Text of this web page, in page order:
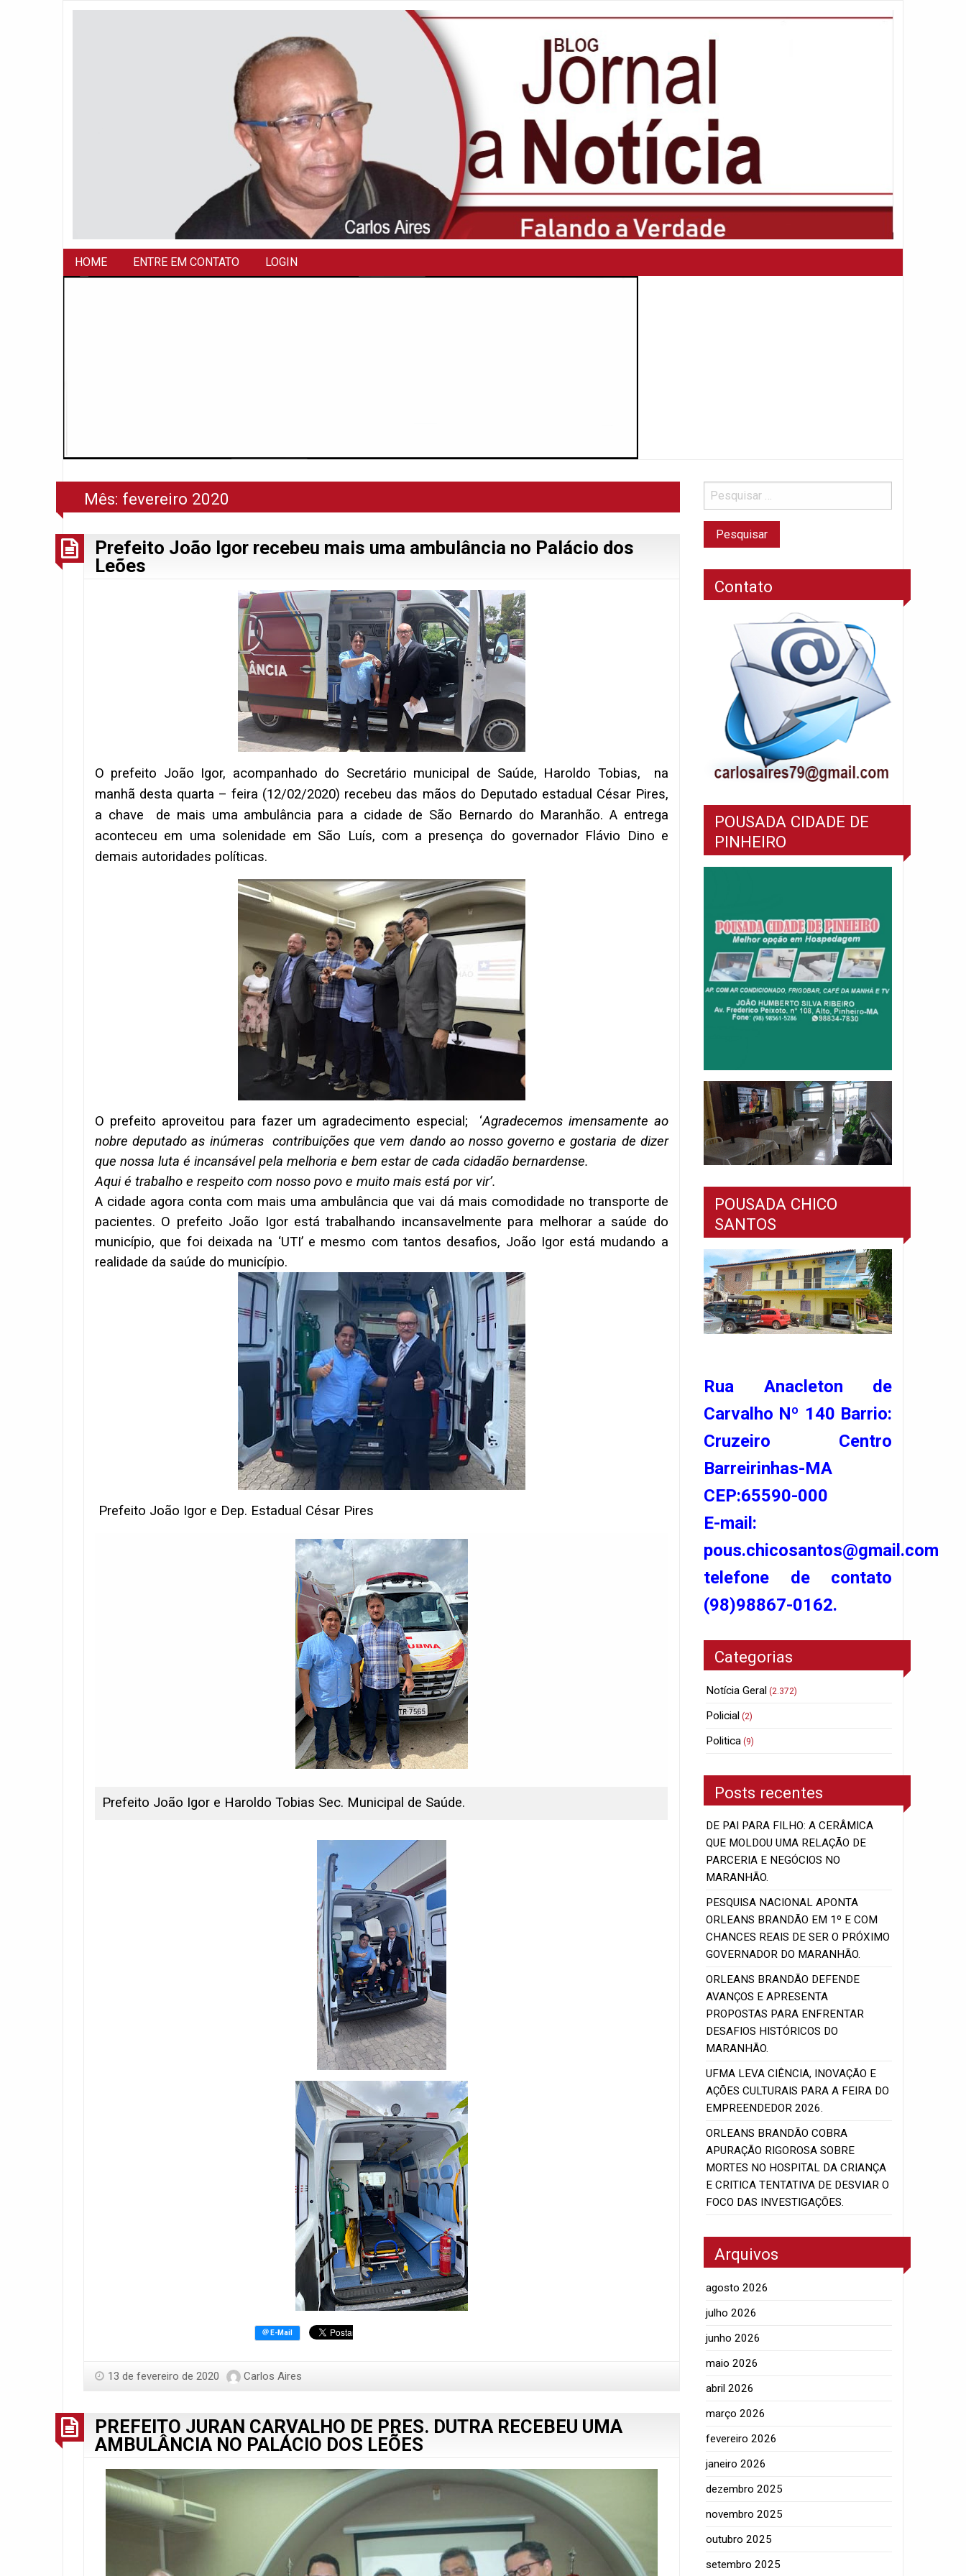
HOME ENTRE EM CONTATO LOGIN
Mês: fevereiro 2020
Prefeito João Igor recebeu mais uma ambulância no Palácio dos
Leões
O prefeito João Igor, acompanhado do Secretário municipal de Saúde, Haroldo Tobias, na
manhã desta quarta – feira (12/02/2020) recebeu das mãos do Deputado estadual César Pires,
a chave de mais uma ambulância para a cidade de São Bernardo do Maranhão. A entrega
aconteceu em uma solenidade em São Luís, com a presença do governador Flávio Dino e
demais autoridades políticas.
O prefeito aproveitou para fazer um agradecimento especial; ‘Agradecemos imensamente ao
nobre deputado as inúmeras contribuições que vem dando ao nosso governo e gostaria de dizer
que nossa luta é incansável pela melhoria e bem estar de cada cidadão bernardense.
Aqui é trabalho e respeito com nosso povo e muito mais está por vir’.
A cidade agora conta com mais uma ambulância que vai dá mais comodidade no transporte de
pacientes. O prefeito João Igor está trabalhando incansavelmente para melhorar a saúde do
município, que foi deixada na ‘UTI’ e mesmo com tantos desafios, João Igor está mudando a
realidade da saúde do município.
Prefeito João Igor e Dep. Estadual César Pires
Prefeito João Igor e Haroldo Tobias Sec. Municipal de Saúde.
13 de fevereiro de 2020 Carlos Aires
PREFEITO JURAN CARVALHO DE PRES. DUTRA RECEBEU UMA
AMBULÂNCIA NO PALÁCIO DOS LEÕES
Contato
POUSADA CIDADE DE
PINHEIRO
POUSADA CHICO
SANTOS
Rua Anacleton de
Carvalho Nº 140 Barrio:
Cruzeiro Centro
Barreirinhas-MA
CEP:65590-000
E-mail:
pous.chicosantos@gmail.com
telefone de contato
(98)98867-0162.
Categorias
Notícia Geral (2.372)
Policial (2)
Politica (9)
Posts recentes
DE PAI PARA FILHO: A CERÂMICA
QUE MOLDOU UMA RELAÇÃO DE
PARCERIA E NEGÓCIOS NO
MARANHÃO.
PESQUISA NACIONAL APONTA
ORLEANS BRANDÃO EM 1º E COM
CHANCES REAIS DE SER O PRÓXIMO
GOVERNADOR DO MARANHÃO.
ORLEANS BRANDÃO DEFENDE
AVANÇOS E APRESENTA
PROPOSTAS PARA ENFRENTAR
DESAFIOS HISTÓRICOS DO
MARANHÃO.
UFMA LEVA CIÊNCIA, INOVAÇÃO E
AÇÕES CULTURAIS PARA A FEIRA DO
EMPREENDEDOR 2026.
ORLEANS BRANDÃO COBRA
APURAÇÃO RIGOROSA SOBRE
MORTES NO HOSPITAL DA CRIANÇA
E CRITICA TENTATIVA DE DESVIAR O
FOCO DAS INVESTIGAÇÕES.
Arquivos
agosto 2026
julho 2026
junho 2026
maio 2026
abril 2026
março 2026
fevereiro 2026
janeiro 2026
dezembro 2025
novembro 2025
outubro 2025
setembro 2025